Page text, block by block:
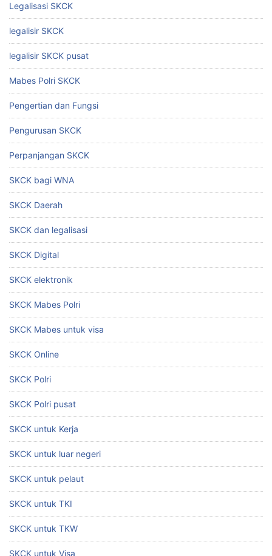
Legalisasi SKCK
legalisir SKCK
legalisir SKCK pusat
Mabes Polri SKCK
Pengertian dan Fungsi
Pengurusan SKCK
Perpanjangan SKCK
SKCK bagi WNA
SKCK Daerah
SKCK dan legalisasi
SKCK Digital
SKCK elektronik
SKCK Mabes Polri
SKCK Mabes untuk visa
SKCK Online
SKCK Polri
SKCK Polri pusat
SKCK untuk Kerja
SKCK untuk luar negeri
SKCK untuk pelaut
SKCK untuk TKI
SKCK untuk TKW
SKCK untuk Visa